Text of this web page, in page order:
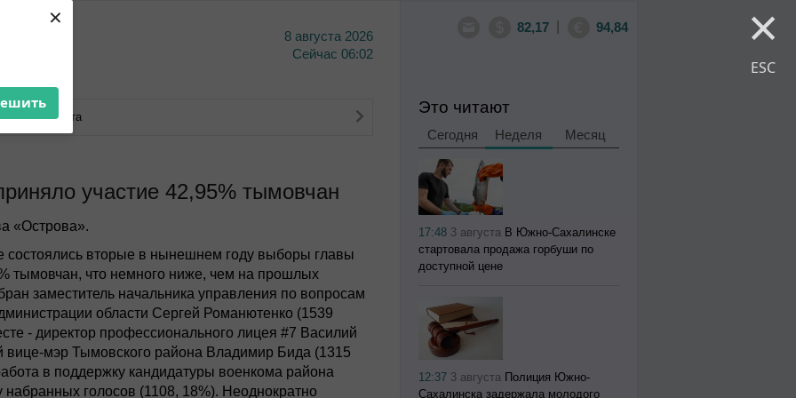
× ×
ESC
8 августа 2026
Сейчас 06:02
82,17 94,84
счета
участие 42,95% тымовчан
«Острова».
вторые в нынешнем году выборы главы
тымовчан, что немного ниже, чем на прошлых
заместитель начальника управления по вопросам
области Сергей Романютенко (1539
- директор профессионального лицея #7 Василий
вице-мэр Тымовского района Владимир Бида (1315
в поддержку кандидатуры военкома района
голосов (1108, 18%). Неоднократно
Это читают
Сегодня Неделя Месяц
17:48 3 августа В Южно-Сахалинске
стартовала продажа горбуши по
доступной цене
12:37 3 августа Полиция Южно-
Сахалинска задержала молодого